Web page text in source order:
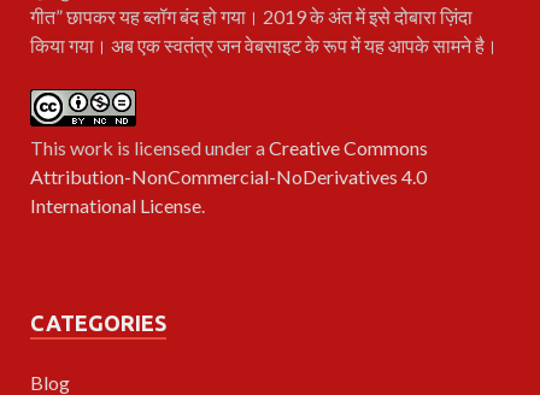
गीत” छापकर यह ब्लॉग बंद हो गया। 2019 के अंत में इसे दोबारा ज़िंदा
किया गया। अब एक स्वतंत्र जन वेबसाइट के रूप में यह आपके सामने है।
This work is licensed under aCreative Commons
Attribution-NonCommercial-NoDerivatives 4.0
International License
CATEGORIES
Blog